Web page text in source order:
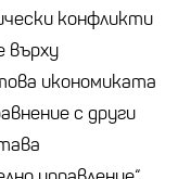
конфликти
върху
икономиката
с други